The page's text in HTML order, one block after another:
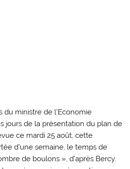
du ministre de l’Economie
jours de la présentation du plan de
ce mardi 25 août, cette
d’une semaine, le temps de
de boulons », d’après Bercy.